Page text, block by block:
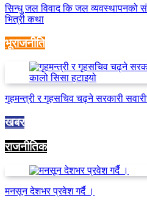
सिन्धु जल विवाद कि जल व्यवस्थापनको
भित्री कथा
भूराजनीति
गृहमन्त्री र गृहसचिव चढ्ने सरकारी
खबर
राजनीतिक
मनसून देशभर प्रवेश गर्दै ।